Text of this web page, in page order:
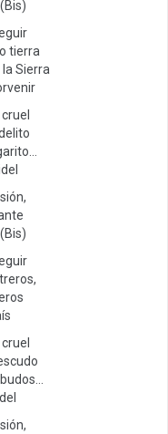
tierra
Sierra